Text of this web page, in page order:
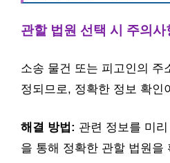
관할 법원 선택 시 주의사
소송 물건 또는 피고인의 주
정되므로, 정확한 정보 확인
해결 방법: 관련 정보를 미
을 통해 정확한 관할 법원을